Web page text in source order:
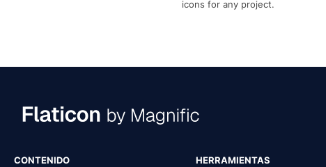
icons for any project.
CONTENIDO HERRAMIENTAS